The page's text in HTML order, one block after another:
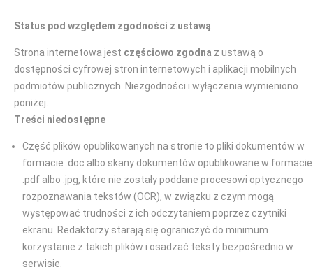
Status pod względem zgodności z ustawą
Strona internetowa jest częściowo zgodna z ustawą o
dostępności cyfrowej stron internetowych i aplikacji mobilnych
podmiotów publicznych. Niezgodności i wyłączenia wymieniono
poniżej.
Treści niedostępne
Część plików opublikowanych na stronie to pliki dokumentów w
formacie .doc albo skany dokumentów opublikowane w formacie
.pdf albo .jpg, które nie zostały poddane procesowi optycznego
rozpoznawania tekstów (OCR), w związku z czym mogą
występować trudności z ich odczytaniem poprzez czytniki
ekranu. Redaktorzy starają się ograniczyć do minimum
korzystanie z takich plików i osadzać teksty bezpośrednio w
serwisie.